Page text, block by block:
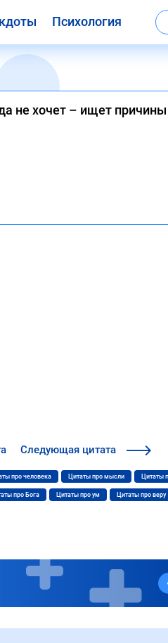
Психология
не хочет – ищет причины
Следующая цитата
про человека Цитаты про мысли Цитаты
про Бога Цитаты про ум Цитаты про веру